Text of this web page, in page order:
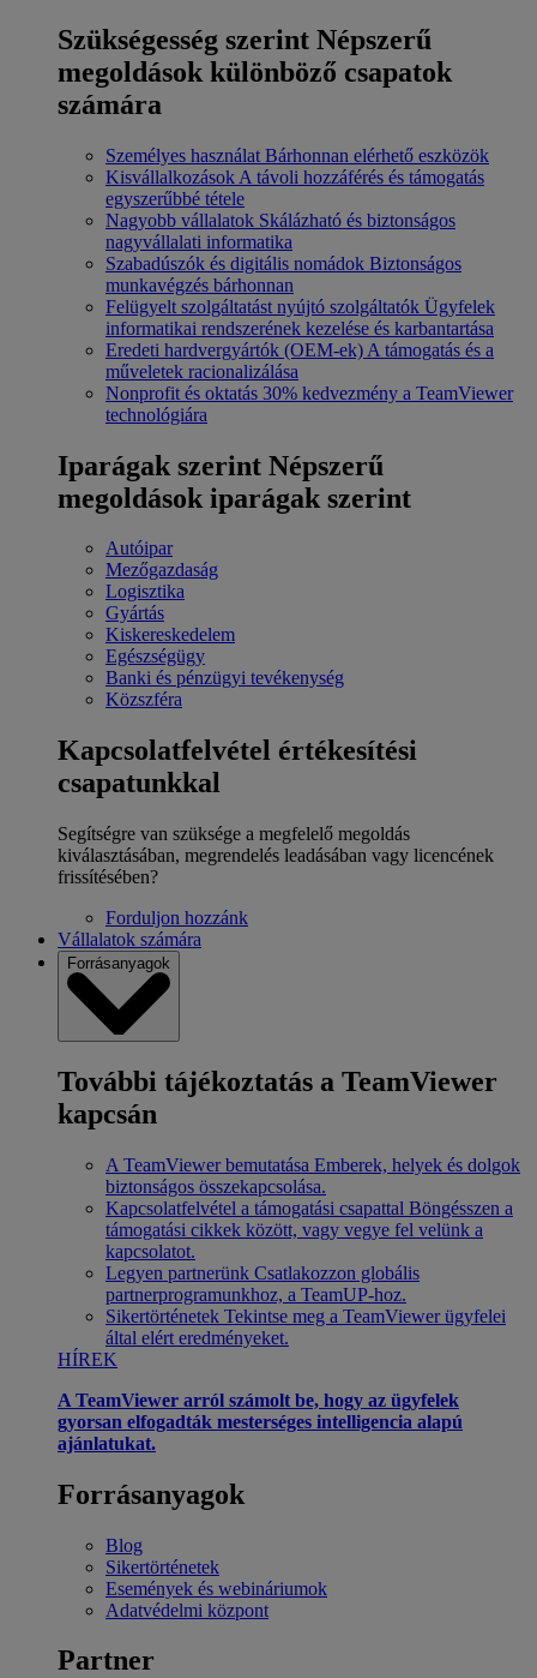
Szükségesség szerint Népszerű
megoldások különböző csapatok
számára
Személyes használat Bárhonnan elérhető eszközök
Kisvállalkozások A távoli hozzáférés és támogatás
egyszerűbbé tétele
Nagyobb vállalatok Skálázható és biztonságos
nagyvállalati informatika
Szabadúszók és digitális nomádok Biztonságos
munkavégzés bárhonnan
Felügyelt szolgáltatást nyújtó szolgáltatók Ügyfelek
informatikai rendszerének kezelése és karbantartása
Eredeti hardvergyártók (OEM-ek) A támogatás és a
műveletek racionalizálása
Nonprofit és oktatás 30% kedvezmény a TeamViewer
technológiára
Iparágak szerint Népszerű
megoldások iparágak szerint
Autóipar
Mezőgazdaság
Logisztika
Gyártás
Kiskereskedelem
Egészségügy
Banki és pénzügyi tevékenység
Közszféra
Kapcsolatfelvétel értékesítési
csapatunkkal
Segítségre van szüksége a megfelelő megoldás
kiválasztásában, megrendelés leadásában vagy licencének
frissítésében?
Forduljon hozzánk
Vállalatok számára
Forrásanyagok
További tájékoztatás a TeamViewer
kapcsán
A TeamViewer bemutatása Emberek, helyek és dolgok
biztonságos összekapcsolása.
Kapcsolatfelvétel a támogatási csapattal Böngésszen a
támogatási cikkek között, vagy vegye fel velünk a
kapcsolatot.
Legyen partnerünk Csatlakozzon globális
partnerprogramunkhoz, a TeamUP-hoz.
Sikertörténetek Tekintse meg a TeamViewer ügyfelei
által elért eredményeket.
HÍREK
A TeamViewer arról számolt be, hogy az ügyfelek
gyorsan elfogadták mesterséges intelligencia alapú
ajánlatukat.
Forrásanyagok
Blog
Sikertörténetek
Események és webináriumok
Adatvédelmi központ
Partner